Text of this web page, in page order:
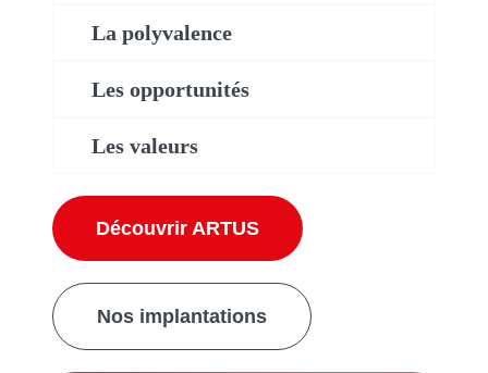
La polyvalence
Les opportunités
Les valeurs
Découvrir ARTUS
Nos implantations